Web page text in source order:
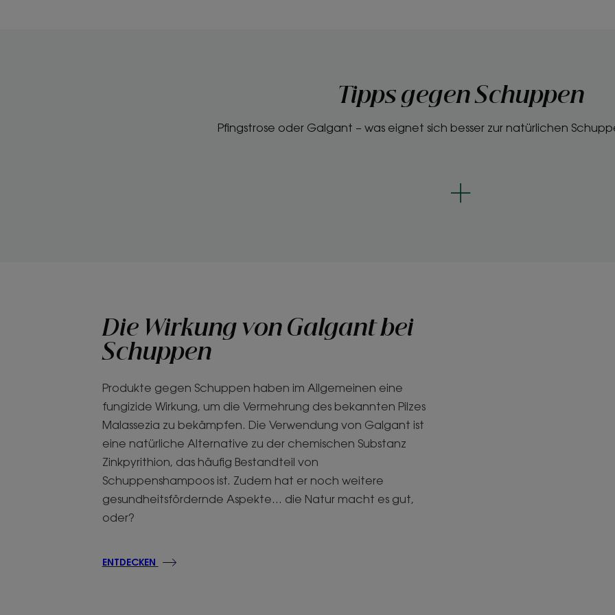
Tipps gegen Schuppen
Pfingstrose oder Galgant – was eignet sich besser zur natürlichen
Die Wirkung von Galgant bei
Schuppen
Produkte gegen Schuppen haben im Allgemeinen eine
fungizide Wirkung, um die Vermehrung des bekannten Pilzes
Malassezia zu bekämpfen. Die Verwendung von Galgant ist
eine natürliche Alternative zu der chemischen Substanz
Zinkpyrithion, das häufig Bestandteil von
Schuppenshampoos ist. Zudem hat er noch weitere
gesundheitsfördernde Aspekte... die Natur macht es gut,
oder?
ENTDECKEN